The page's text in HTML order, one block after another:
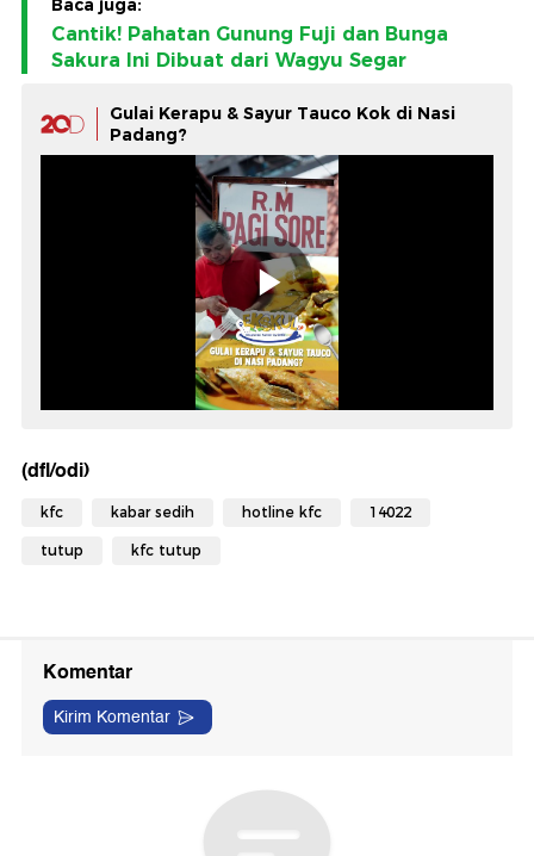
Baca juga:
Cantik! Pahatan Gunung Fuji dan Bunga
Sakura Ini Dibuat dari Wagyu Segar
Gulai Kerapu & Sayur Tauco Kok di Nasi
Padang?
(dfl/odi)
kfc kabar sedih hotline kfc 14022
tutup kfc tutup